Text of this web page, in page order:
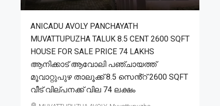
ANICADU AVOLY PANCHAYATH
MUVATTUPUZHA TALUK 8.5 CENT 2600 SQFT
HOUSE FOR SALE PRICE 74 LAKHS
ആനിക്കാട് ആവോലി പഞ്ചായത്ത്
മൂവാറ്റുപുഴ താലൂക്ക് 8.5 സെൻ്റ് 2600 SQFT
വീട് വില്പനക്ക് വില 74 ലക്ഷം